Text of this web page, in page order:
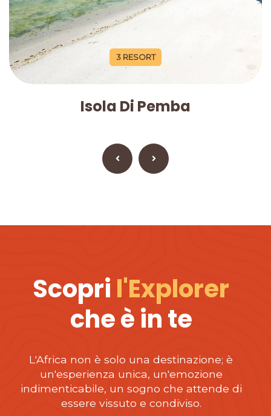
3 RESORT
Isola Di Pemba
Scopri l'Explorer
che è in te
L'Africa non è solo una destinazione; è
un'esperienza unica, un'emozione
indimenticabile, un sogno che attende di
essere vissuto e condiviso.